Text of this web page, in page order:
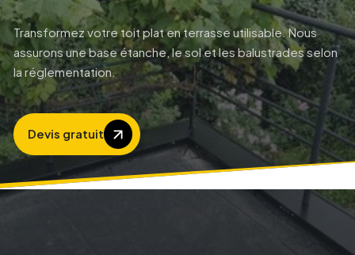
Transformez votre toit plat en terrasse utilisable. Nous
assurons une base étanche, le sol et les balustrades selon
la réglementation.
Devis gratuit